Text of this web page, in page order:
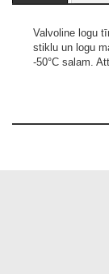
Valvoline logu
stiklu un logu
-50°C salam.